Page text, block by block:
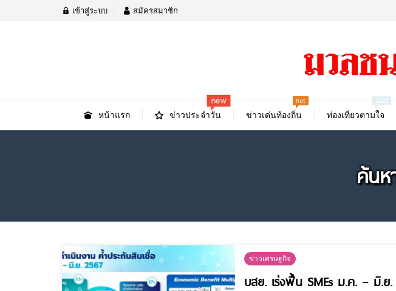
เข้าสู่ระบบ สมัครสมาชิก
หน้าแรก ข่าวประจำวัน
new
ข่าวเด่นท้องถิ่น ท่องเที่ยวตามใจ
best
ค้นห
ข่าวเศรษฐกิจ
บสย. เร่งฟื้น SMEs ม.ค. – มิ.ย